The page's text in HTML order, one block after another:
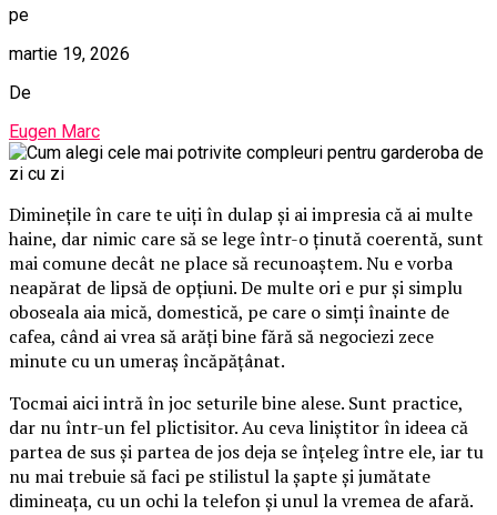
pe
martie 19, 2026
De
Eugen Marc
Diminețile în care te uiți în dulap și ai impresia că ai multe
haine, dar nimic care să se lege într-o ținută coerentă, sunt
mai comune decât ne place să recunoaștem. Nu e vorba
neapărat de lipsă de opțiuni. De multe ori e pur și simplu
oboseala aia mică, domestică, pe care o simți înainte de
cafea, când ai vrea să arăți bine fără să negociezi zece
minute cu un umeraș încăpățânat.
Tocmai aici intră în joc seturile bine alese. Sunt practice,
dar nu într-un fel plictisitor. Au ceva liniștitor în ideea că
partea de sus și partea de jos deja se înțeleg între ele, iar tu
nu mai trebuie să faci pe stilistul la șapte și jumătate
dimineața, cu un ochi la telefon și unul la vremea de afară.